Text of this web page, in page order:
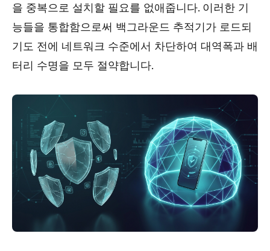
을 중복으로 설치할 필요를 없애줍니다. 이러한 기
능들을 통합함으로써 백그라운드 추적기가 로드되
기도 전에 네트워크 수준에서 차단하여 대역폭과 배
터리 수명을 모두 절약합니다.